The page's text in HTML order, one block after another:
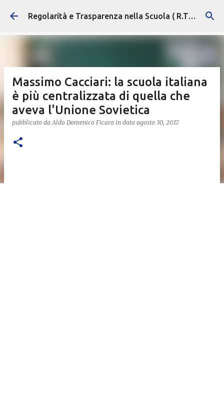
Passa ai contenuti principali Regolarità e Trasparenza nella Scuola ( R.T.S. )
Massimo Cacciari: la scuola italiana
è più centralizzata di quella che
aveva l'Unione Sovietica
pubblicato daAldo Domenico Ficara in data agosto 30, 2017